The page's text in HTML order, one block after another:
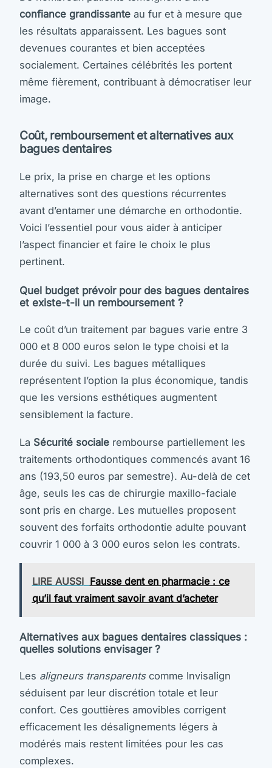
confiance grandissante au fur et à mesure que
les résultats apparaissent. Les bagues sont
devenues courantes et bien acceptées
socialement. Certaines célébrités les portent
même fièrement, contribuant à démocratiser leur
image.
Coût, remboursement et alternatives aux
bagues dentaires
Le prix, la prise en charge et les options
alternatives sont des questions récurrentes
avant d’entamer une démarche en orthodontie.
Voici l’essentiel pour vous aider à anticiper
l’aspect financier et faire le choix le plus
pertinent.
Quel budget prévoir pour des bagues dentaires
et existe-t-il un remboursement ?
Le coût d’un traitement par bagues varie entre 3
000 et 8 000 euros selon le type choisi et la
durée du suivi. Les bagues métalliques
représentent l’option la plus économique, tandis
que les versions esthétiques augmentent
sensiblement la facture.
La Sécurité sociale rembourse partiellement les
traitements orthodontiques commencés avant 16
ans (193,50 euros par semestre). Au-delà de cet
âge, seuls les cas de chirurgie maxillo-faciale
sont pris en charge. Les mutuelles proposent
souvent des forfaits orthodontie adulte pouvant
couvrir 1 000 à 3 000 euros selon les contrats.
LIRE AUSSI Fausse dent en pharmacie : ce
qu’il faut vraiment savoir avant d’acheter
Alternatives aux bagues dentaires classiques :
quelles solutions envisager ?
Les aligneurs transparentscomme Invisalign
séduisent par leur discrétion totale et leur
confort. Ces gouttières amovibles corrigent
efficacement les désalignements légers à
modérés mais restent limitées pour les cas
complexes.